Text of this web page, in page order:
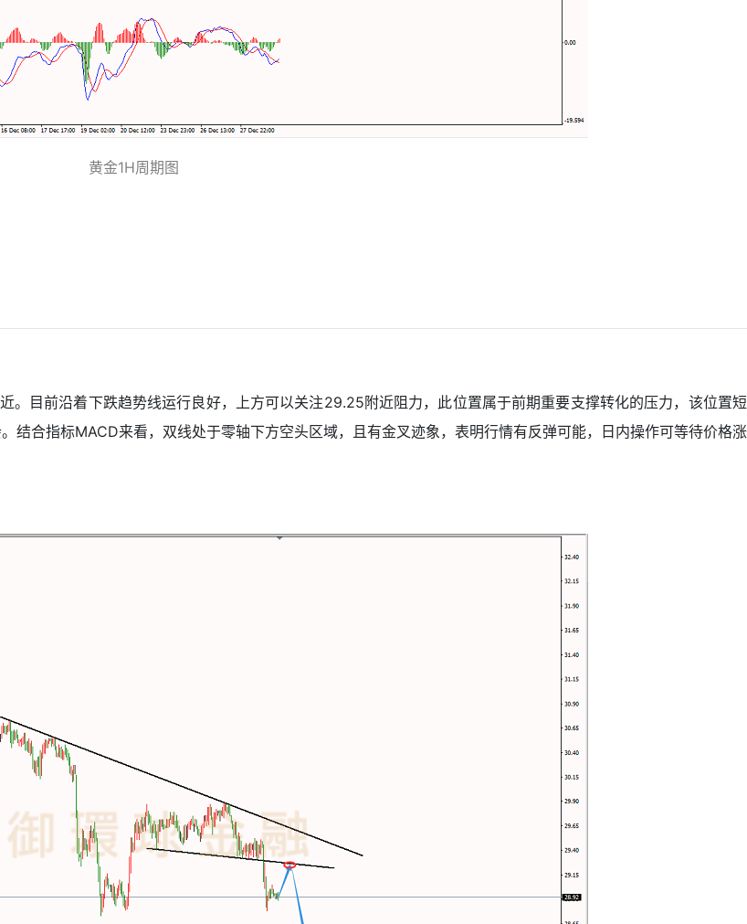
黄金1H周期图
目前沿着下跌趋势线运行良好，上方可以关注29.25附近阻力，此位置属于前期重要支撑转化的压力，该位置短
结合指标MACD来看，双线处于零轴下方空头区域，且有金叉迹象，表明行情有反弹可能，日内操作可等待价格涨